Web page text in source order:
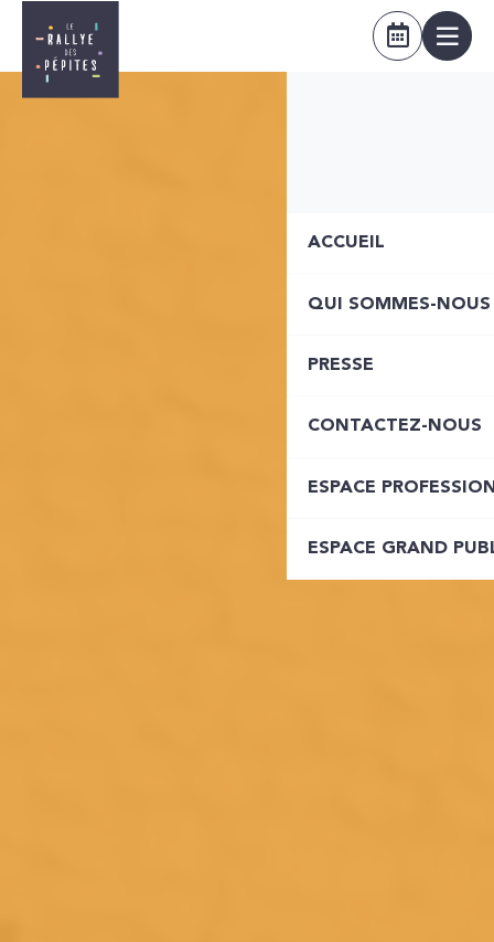
ACCUEIL
QUI SOMMES-NOUS
PRESSE
CONTACTEZ-NOUS
ESPACE
ESPACE GRAND